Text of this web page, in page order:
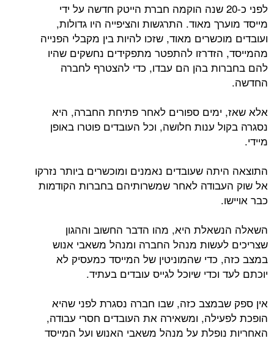
לפני כ-20 שנה הוקמה חברת הייטק חדשה על ידי
מייסד מוערך מאוד. התרגשות והציפייה היו גדולות,
ועובדים מוכשרים מאוד, שזכו להיות בין מקבלי הפנייה
מהמייסד, הזדרזו להתפטר מתפקידים נחשקים שהיו
להם בחברות בהן הם עבדו, כדי להצטרף לחברה
החדשה.
אלא שאז, ימים ספורים לאחר פתיחת החברה, היא
נסגרה בקול ענות חלושה, וכל העובדים פוטרו באופן
מיידי.
התוצאה היתה שעובדים נאמנים ומוכשרים ביותר נזרקו
אל שוק העבודה לאחר שמשרותיהם בחברות הקודמות
כבר אויישו.
השאלה הנשאלת היא, מהו הדבר החשוב וההגון
שצריכים לעשות מנהל החברה ומנהל משאבי אנוש
במצב כזה, כדי שהמוניטין של המייסד כמעסיק לא
יוכתם לעד וכדי שיוכל לגייס עובדים בעתיד.
אין ספק שבמצב כזה, שבו חברה נסגרת לפני שהיא
הופכת לפעילה, ומשאירה את העובדים חסרי עבודה,
האחריות נופלת על מנהל משאבי האנוש ועל המייסד